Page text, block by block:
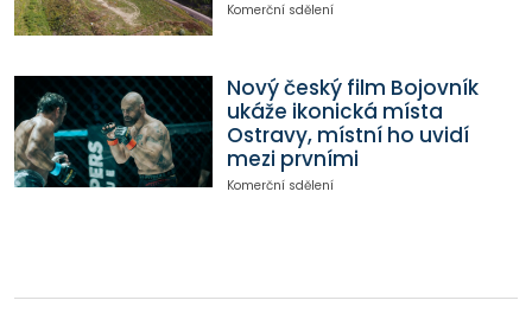
Komerční sdělení
Nový český film Bojovník
ukáže ikonická místa
Ostravy, místní ho uvidí
mezi prvními
Komerční sdělení